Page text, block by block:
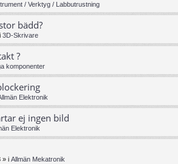
/ Verktyg / Labbutrustning
bädd?
3D-Skrivare
?
komponenter
Elektronik
ej ingen bild
Elektronik
» i Allmän Mekatronik